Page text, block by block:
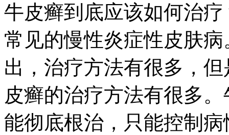
牛皮癣到底应该如何治
常见的慢性炎症性皮肤病
出，治疗方法有很多，
皮癣的治疗方法有很多
能彻底根治，只能控制